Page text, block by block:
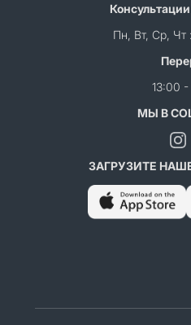
Пн, Вт, Ср, Чт
13:00 -
МЫ В
ЗАГРУЗИТЕ